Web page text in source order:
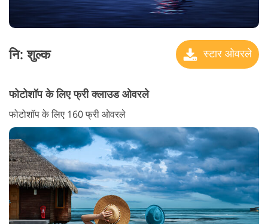
नि: शुल्क स्टार ओवरले
फोटोशॉप के लिए फ्री क्लाउड ओवरले
फोटोशॉप के लिए 160 फ्री ओवरले